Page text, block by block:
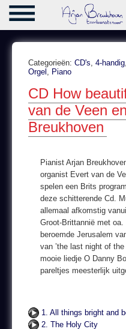
Categorieën: CD's, 4-handig,
Orgel , Piano
CD How
van de Veen
Breukhoven
Pianist Arjan
organist Evert van de
spelen een Brits
deze schitterende Cd.
allemaal afkomstig
Groot-Brittannië met oa.
beroemde Jerusalem
van ’the last night of
mooie liedje O Danny
pareltjes meesterlijk
1. All things bright and
2. The Holy City